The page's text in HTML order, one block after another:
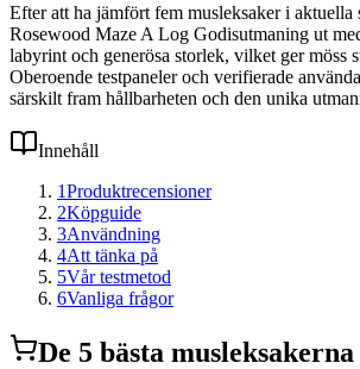
Efter att ha jämfört fem musleksaker i aktuella
Rosewood Maze A Log Godisutmaning ut
labyrint och generösa storlek, vilket ger möss
Oberoende testpaneler och verifierade
särskilt fram hållbarheten och den unika
Innehåll
1Produktrecensioner
2Köpguide
3Användning
4Att tänka på
5Vår testmetod
6Vanliga frågor
De 5 bästa musleksakerna